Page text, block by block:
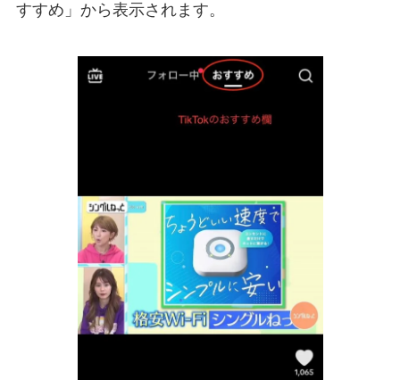
すすめ」から表示されます。